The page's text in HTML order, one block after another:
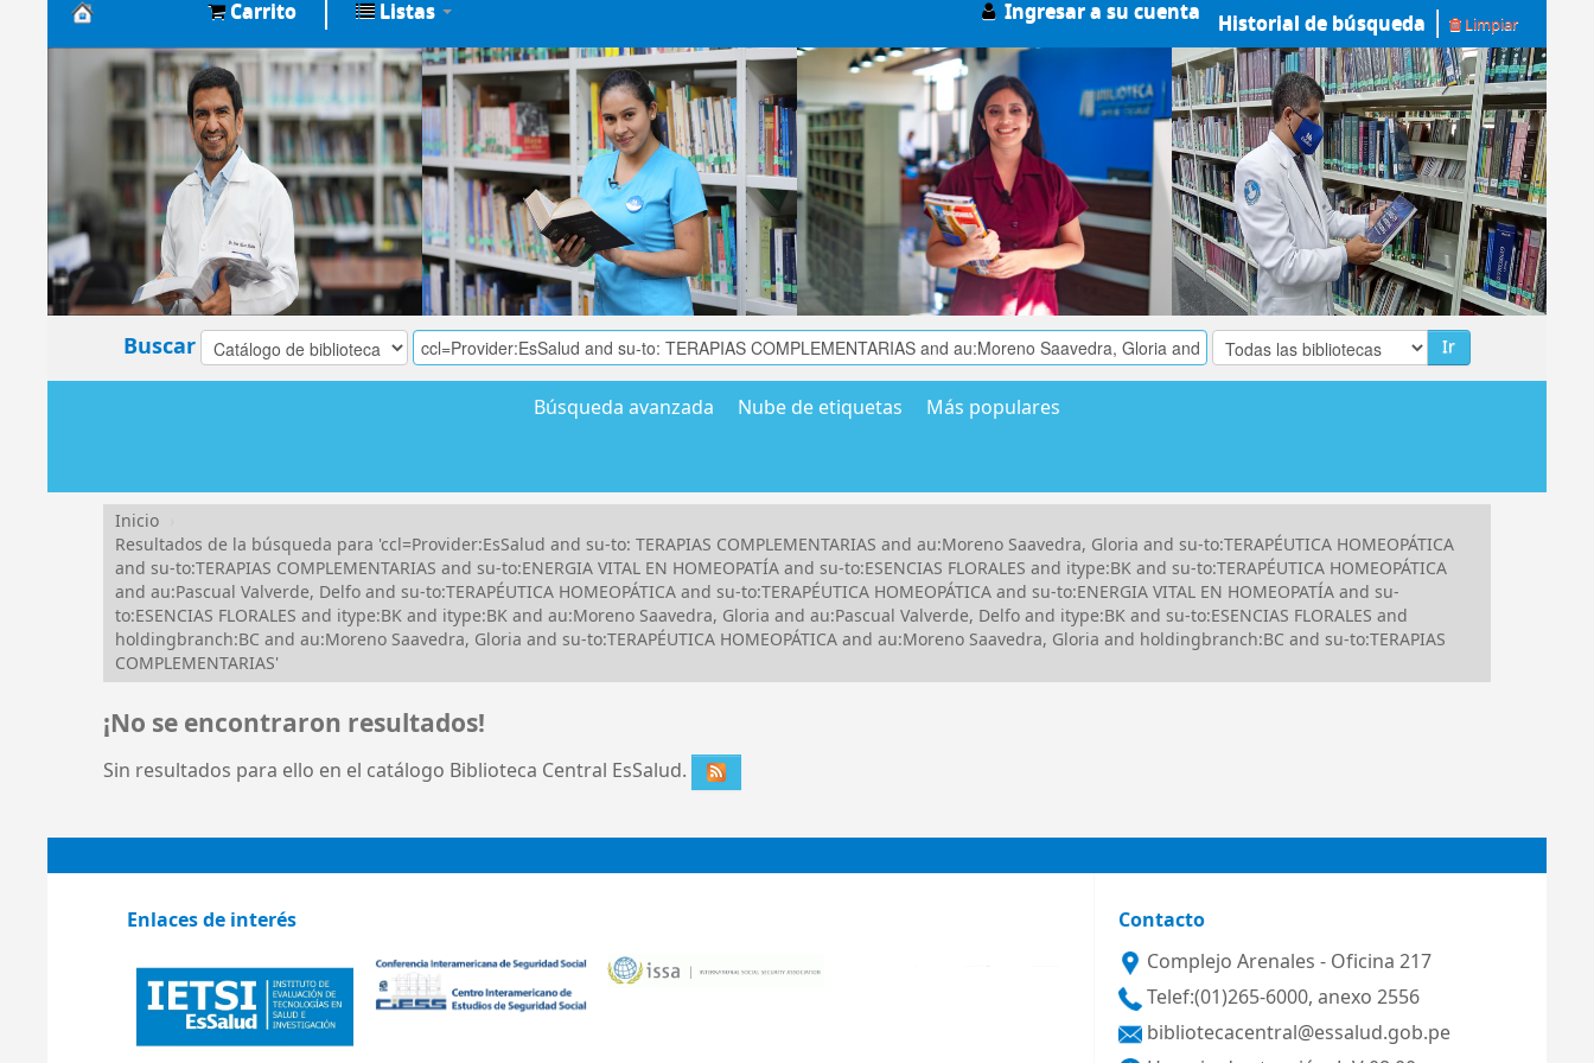
Biblioteca
Central
EsSalud
Carrito Listas Ingresar a su cuenta Historial de búsqueda Limpiar
Buscar Ir
Búsqueda avanzada Nube de etiquetas Más populares
Inicio
Resultados de la búsqueda para 'ccl=Provider:EsSalud and su-to: TERAPIAS COMPLEMENTARIAS and au:Moreno Saavedra, Gloria and su-to:TERAPÉUTICA HOMEOPÁTICA
and su-to:TERAPIAS COMPLEMENTARIAS and su-to:ENERGIA VITAL EN HOMEOPATÍA and su-to:ESENCIAS FLORALES and itype:BK and su-to:TERAPÉUTICA HOMEOPÁTICA
and au:Pascual Valverde, Delfo and su-to:TERAPÉUTICA HOMEOPÁTICA and su-to:TERAPÉUTICA HOMEOPÁTICA and su-to:ENERGIA VITAL EN HOMEOPATÍA and su-
to:ESENCIAS FLORALES and itype:BK and itype:BK and au:Moreno Saavedra, Gloria and au:Pascual Valverde, Delfo and itype:BK and su-to:ESENCIAS FLORALES and
holdingbranch:BC and au:Moreno Saavedra, Gloria and su-to:TERAPÉUTICA HOMEOPÁTICA and au:Moreno Saavedra, Gloria and holdingbranch:BC and su-to:TERAPIAS
COMPLEMENTARIAS'
¡No se encontraron resultados!
Sin resultados para ello en el catálogo Biblioteca Central EsSalud.
Enlaces de interés
Contacto
Complejo Arenales - Oficina 217
Telef:(01)265-6000, anexo 2556
bibliotecacentral@essalud.gob.pe